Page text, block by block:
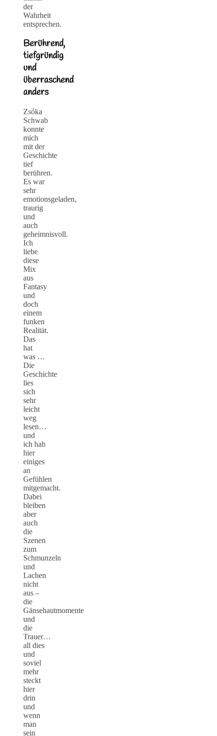
der
Wahrheit
entsprechen.
Berührend,
tiefgründig
und
überraschend
anders
Zsóka
Schwab
konnte
mich
mit der
Geschichte
tief
berühren.
Es war
sehr
emotionsgeladen,
traurig
und
auch
geheimnisvoll.
Ich
liebe
diese
Mix
aus
Fantasy
und
doch
einem
funken
Realität.
Das
hat
was …
Die
Geschichte
lies
sich
sehr
leicht
weg
lesen…
und
ich hab
hier
einiges
an
Gefühlen
mitgemacht.
Dabei
bleiben
aber
auch
die
Szenen
zum
Schmunzeln
und
Lachen
nicht
aus –
die
Gänsehautmomente
und
die
Trauer…
all dies
und
soviel
mehr
steckt
hier
drin
und
wenn
man
sein